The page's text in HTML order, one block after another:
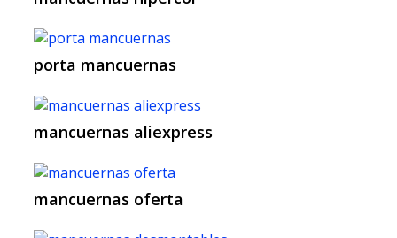
porta mancuernas
mancuernas aliexpress
mancuernas oferta